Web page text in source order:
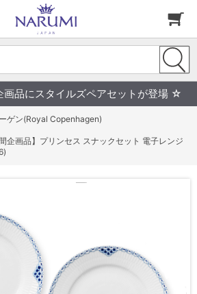
品にスタイルズペアセットが登場 ☆
ゲン(Royal Copenhagen)
企画品】プリンセス スナックセット 電子レンジ